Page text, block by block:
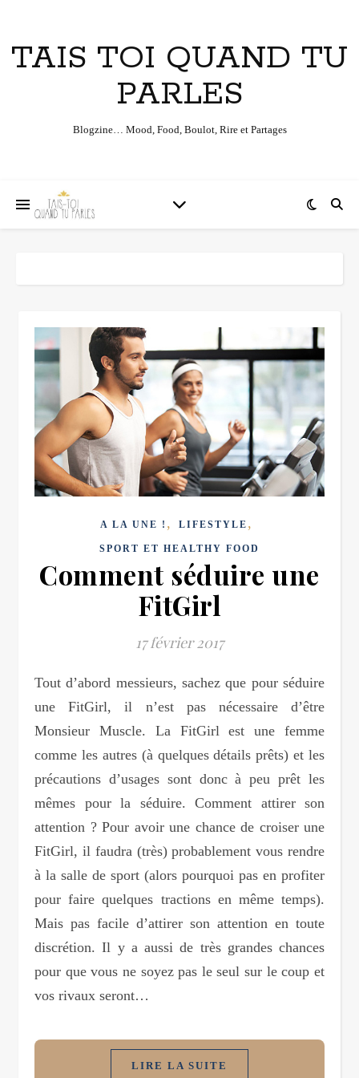
TAIS TOI QUAND TU
PARLES
Blogzine… Mood, Food, Boulot, Rire et Partages
A LA UNE ! , LIFESTYLE ,
SPORT ET HEALTHY FOOD
Comment séduire une
FitGirl
17 février 2017
Tout d’abord messieurs, sachez que pour séduire
une FitGirl, il n’est pas nécessaire d’être
Monsieur Muscle. La FitGirl est une femme
comme les autres (à quelques détails prêts) et les
précautions d’usages sont donc à peu prêt les
mêmes pour la séduire. Comment attirer son
attention ? Pour avoir une chance de croiser une
FitGirl, il faudra (très) probablement vous rendre
à la salle de sport (alors pourquoi pas en profiter
pour faire quelques tractions en même temps).
Mais pas facile d’attirer son attention en toute
discrétion. Il y a aussi de très grandes chances
pour que vous ne soyez pas le seul sur le coup et
vos rivaux seront…
LIRE LA SUITE